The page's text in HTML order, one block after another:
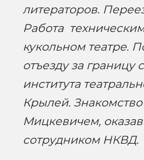
литераторов.
Работа
кукольном театре.
отъезду за границу
института
Крылей.
Мицкевичем,
сотрудником НКВД.